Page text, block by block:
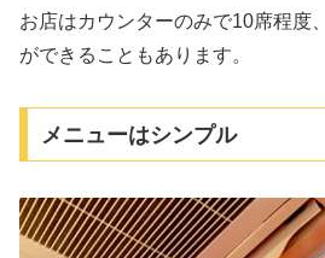
お店はカウンターのみで10席程度
ができることもあります。
メニューはシンプル